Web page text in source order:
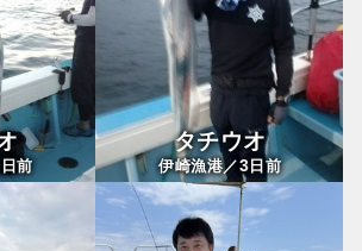
日前
タチウオ
伊崎漁港／3日前